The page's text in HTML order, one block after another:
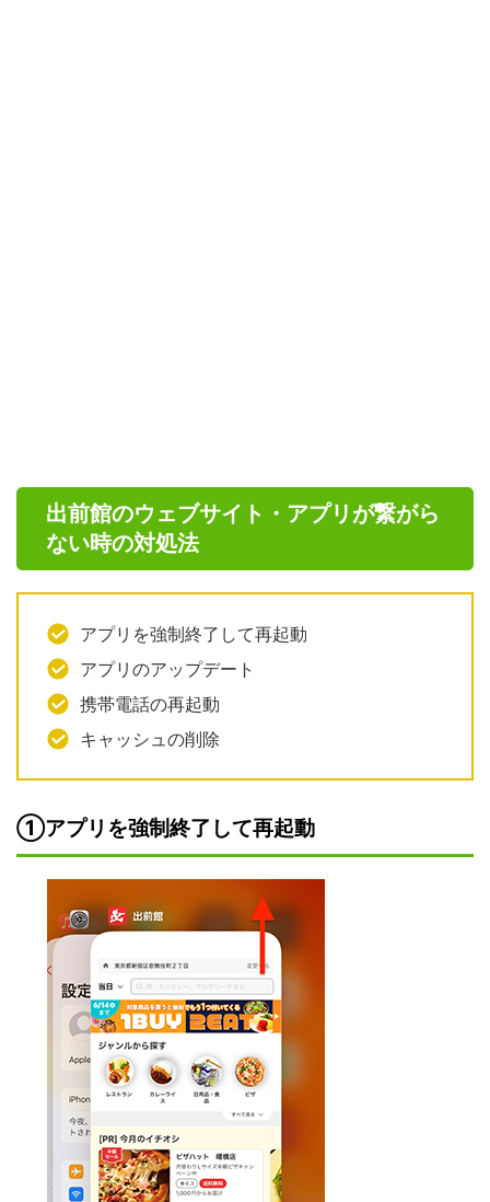
出前館のウェブサイト・アプリが繋がら
ない時の対処法
アプリを強制終了して再起動
アプリのアップデート
携帯電話の再起動
キャッシュの削除
①アプリを強制終了して再起動